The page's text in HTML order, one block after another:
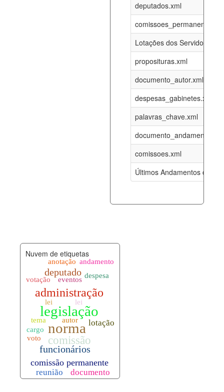
deputados.xml
Lotações dos Servidores
proposituras.xml
documento_autor.xml
despesas_gabinetes.xml
palavras_chave.xml
documento_andamento.xml
comissoes.xml
Últimos Andamentos de
documento_andamento_atual.xml
08-08-
funcionarios_lotacoes.xml
funcionarios_cargos.xml 12-05-
08-08-
documento_andamento.xml 08-08-
palavras_chave.xml 08-08-
legislacao_norma_anotacoes.xml
Nuvem de etiquetas